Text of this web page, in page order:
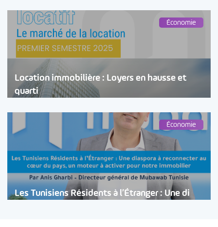
Économie
Location immobilière : Loyers en hausse et
quarti
Économie
Les Tunisiens Résidents à l’Étranger : Une di